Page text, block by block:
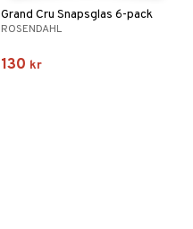
Grand Cru Snapsglas 6-pack
ROSENDAHL
130 kr